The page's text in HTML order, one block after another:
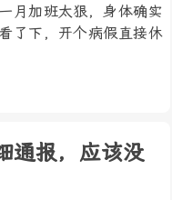
月加班太狠，身体确实
了下，开个病假直接休
通报，应该没